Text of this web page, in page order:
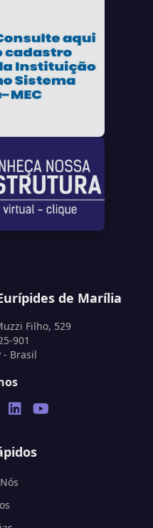
de Marília
Filho, 529
901
- Brasil